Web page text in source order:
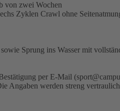
von zwei Wochen
Zyklen Crawl ohne
Sprung ins Wasser mit
per E-Mail
Angaben werden streng